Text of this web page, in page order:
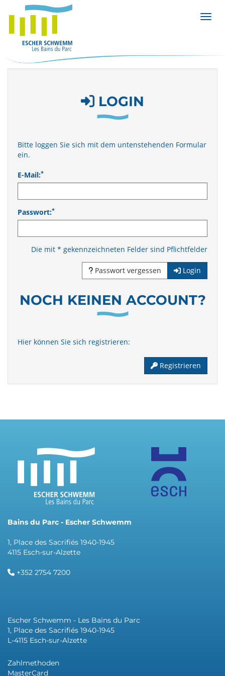
LOGIN
Bitte loggen Sie sich mit dem untenstehenden Formular
ein.
E-Mail:*
Passwort:*
Die mit * gekennzeichneten Felder sind Pflichtfelder
Passwort vergessen Login
NOCH KEINEN ACCOUNT?
Hier können Sie sich registrieren:
Registrieren
Bains du Parc - Escher Schwemm
1, Place des Sacrifiés 1940-1945
4115 Esch-sur-Alzette
+352 2754 7200
Escher Schwemm - Les Bains du Parc
1, Place des Sacrifiés 1940-1945
L-4115 Esch-sur-Alzette
Zahlmethoden
MasterCard